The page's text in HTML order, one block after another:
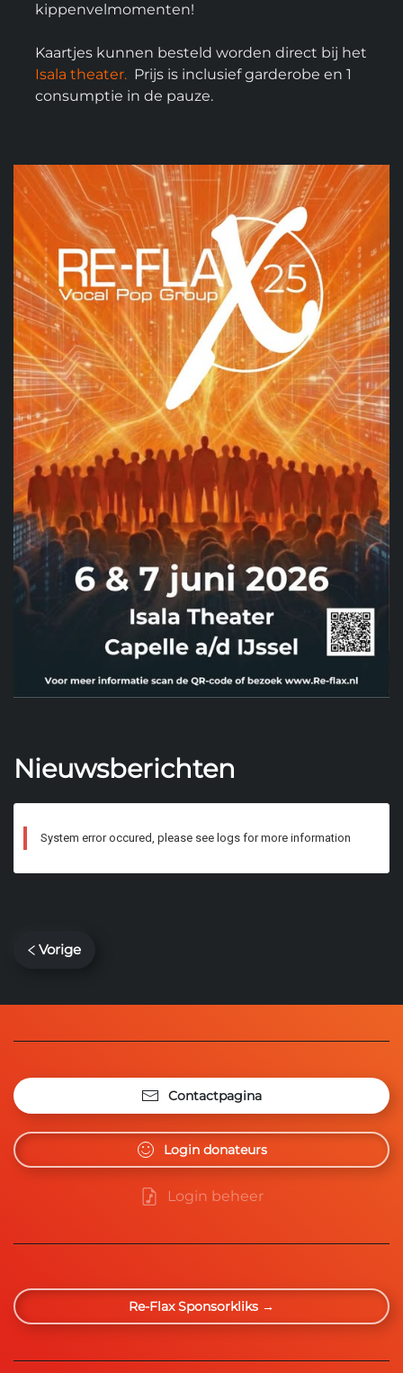
kippenvelmomenten!
Kaartjes kunnen besteld worden direct bij het
Isala theater. Prijs is inclusief garderobe en 1
consumptie in de pauze.
Nieuwsberichten
System error occured, please see logs for more information
Vorige
Contactpagina
Login donateurs
Login beheer
Re-Flax Sponsorkliks →